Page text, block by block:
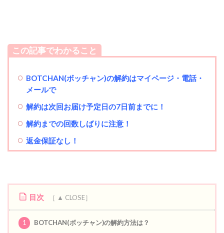
この記事でわかること
BOTCHAN(ボッチャン)の解約はマイページ・電話・
メールで
解約は次回お届け予定日の7日前までに！
解約までの回数しばりに注意！
返金保証なし！
目次
1
BOTCHAN(ボッチャン)の解約方法は？